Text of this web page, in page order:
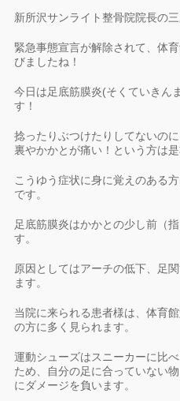
新所沢サンライト整骨院院長の三
緊急事態宣言が解除されて、体
びましたね！
今日は足底筋膜炎(そくていきん
す！
捻ったりぶつけたりしてないの
裏やかかとが痛い！という方は
こうゆう症状に身に覚えのある
です。
足底筋膜炎はかかとの少し前（
す。
原因としてはアーチの低下、足
ます。
当院に来られる患者様は、体育
の方に多く見られます。
運動シューズはスニーカーに比
ため、自分の足に合っていない
にダメージを負います。